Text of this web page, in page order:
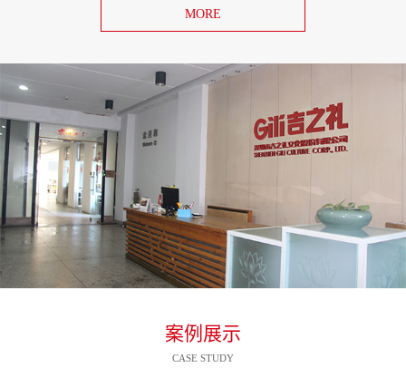
MORE
案例展示
CASE STUDY